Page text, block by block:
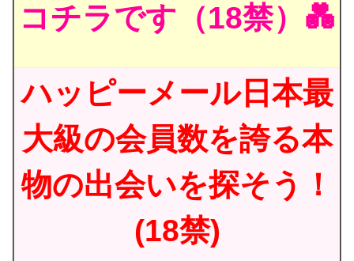
コチラです（18禁）💑
ハッピーメール日本最
大級の会員数を誇る本
物の出会いを探そう！
(18禁)